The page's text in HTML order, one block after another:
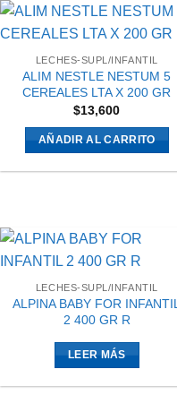
LECHES-SUPL/INFANTIL
ALIM NESTLE NESTUM 5
CEREALES LTA X 200 GR
$13,600
AÑADIR AL CARRITO
LECHES-SUPL/INFANTIL
ALPINA BABY FOR INFANTIL
2 400 GR R
LEER MÁS